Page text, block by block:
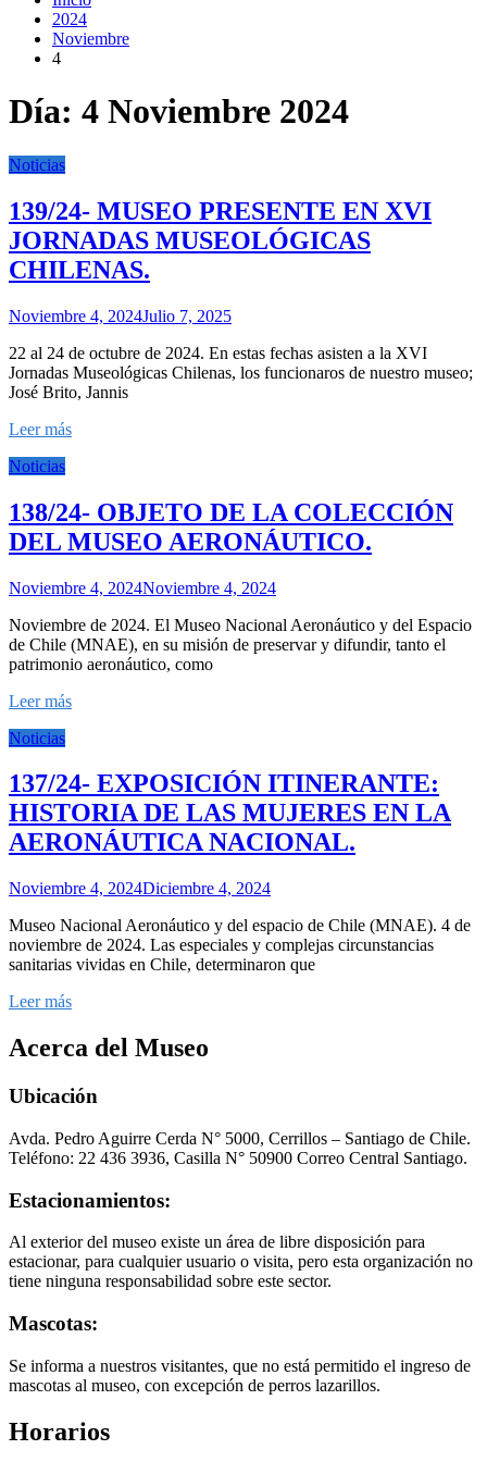
2024
Noviembre
4
Día: 4 Noviembre 2024
Noticias
139/24- MUSEO PRESENTE EN XVI
JORNADAS MUSEOLÓGICAS
CHILENAS.
Noviembre 4, 2024Julio 7, 2025
22 al 24 de octubre de 2024. En estas fechas asisten a la XVI
Jornadas Museológicas Chilenas, los funcionaros de nuestro museo;
José Brito, Jannis
Leer más
Noticias
138/24- OBJETO DE LA COLECCIÓN
DEL MUSEO AERONÁUTICO.
Noviembre 4, 2024Noviembre 4, 2024
Noviembre de 2024. El Museo Nacional Aeronáutico y del Espacio
de Chile (MNAE), en su misión de preservar y difundir, tanto el
patrimonio aeronáutico, como
Leer más
Noticias
137/24- EXPOSICIÓN ITINERANTE:
HISTORIA DE LAS MUJERES EN LA
AERONÁUTICA NACIONAL.
Noviembre 4, 2024Diciembre 4, 2024
Museo Nacional Aeronáutico y del espacio de Chile (MNAE). 4 de
noviembre de 2024. Las especiales y complejas circunstancias
sanitarias vividas en Chile, determinaron que
Leer más
Acerca del Museo
Ubicación
Avda. Pedro Aguirre Cerda N° 5000, Cerrillos – Santiago de Chile.
Teléfono: 22 436 3936, Casilla N° 50900 Correo Central Santiago.
Estacionamientos:
Al exterior del museo existe un área de libre disposición para
estacionar, para cualquier usuario o visita, pero esta organización no
tiene ninguna responsabilidad sobre este sector.
Mascotas:
Se informa a nuestros visitantes, que no está permitido el ingreso de
mascotas al museo, con excepción de perros lazarillos.
Horarios